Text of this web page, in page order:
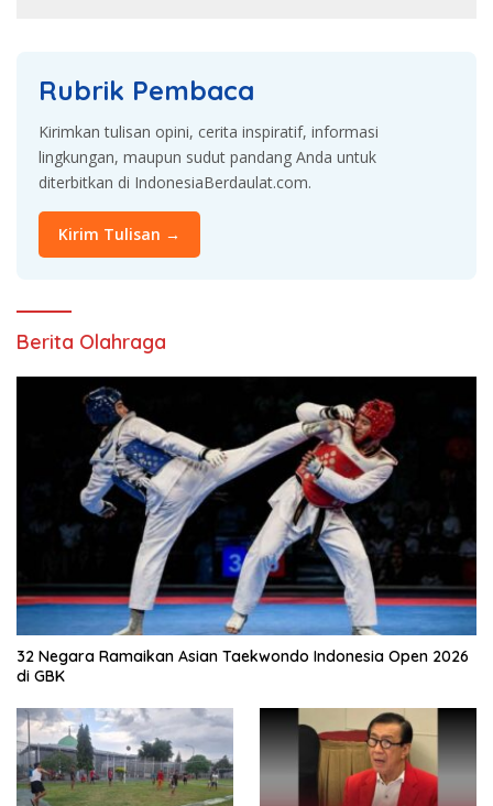
Rubrik Pembaca
Kirimkan tulisan opini, cerita inspiratif, informasi
lingkungan, maupun sudut pandang Anda untuk
diterbitkan di IndonesiaBerdaulat.com.
Kirim Tulisan →
Berita Olahraga
32 Negara Ramaikan Asian Taekwondo Indonesia Open 2026
di GBK